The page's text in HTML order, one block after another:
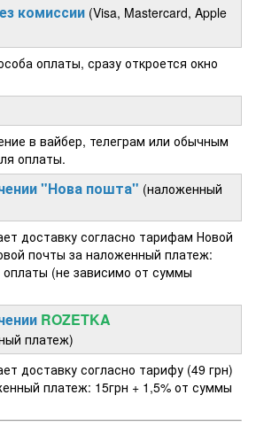
комиссии (Visa, Mastercard, Apple
оплаты, сразу откроется окно
в вайбер, телеграм или обычным
оплаты.
"Нова пошта" (наложенный
доставку согласно тарифам Новой
почты за наложенный платеж:
(не зависимо от суммы
ROZETKA
платеж)
доставку согласно тарифу (49 грн)
платеж: 15грн + 1,5% от суммы